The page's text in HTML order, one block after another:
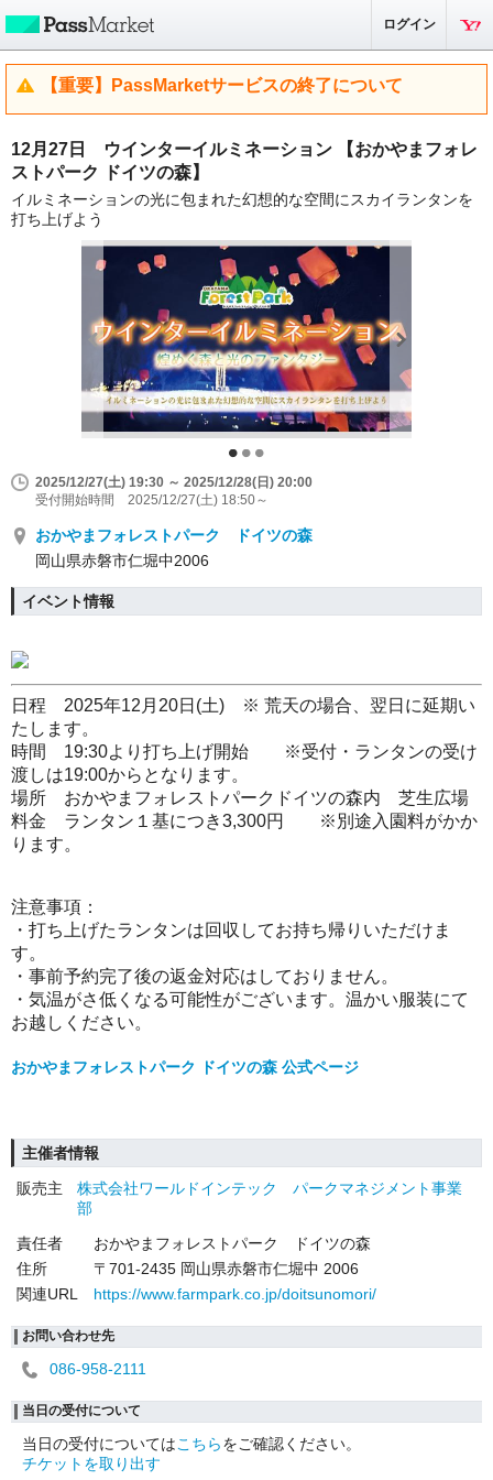
ログイン
【重要】PassMarketサービスの終了について
12月27日 ウインターイルミネーション 【おかやまフォレ
ストパーク ドイツの森】
イルミネーションの光に包まれた幻想的な空間にスカイランタンを
打ち上げよう
2025/12/27(土) 19:30 ～ 2025/12/28(日) 20:00
受付開始時間 2025/12/27(土) 18:50～
おかやまフォレストパーク ドイツの森
岡山県赤磐市仁堀中2006
イベント情報
日程 2025年12月20日(土) ※ 荒天の場合、翌日に延期い
たします。
時間 19:30より打ち上げ開始 ※受付・ランタンの受け
渡しは19:00からとなります。
場所 おかやまフォレストパークドイツの森内 芝生広場
料金 ランタン１基につき3,300円 ※別途入園料がかか
ります。
注意事項：
・打ち上げたランタンは回収してお持ち帰りいただけま
す。
・事前予約完了後の返金対応はしておりません。
・気温がさ低くなる可能性がございます。温かい服装にて
お越しください。
おかやまフォレストパーク ドイツの森 公式ページ
主催者情報
販売主
株式会社ワールドインテック パークマネジメント事業
部
責任者
おかやまフォレストパーク ドイツの森
住所
〒701-2435 岡山県赤磐市仁堀中 2006
関連URL
https://www.farmpark.co.jp/doitsunomori/
お問い合わせ先
086-958-2111
当日の受付について
当日の受付についてはこちらをご確認ください。
チケットを取り出す